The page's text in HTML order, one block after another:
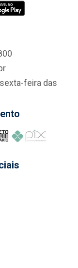
feira das